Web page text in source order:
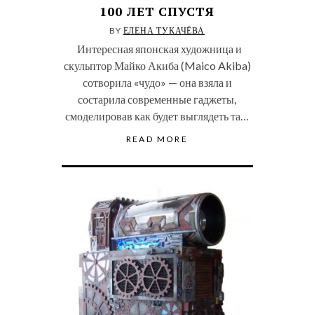
100 ЛЕТ СПУСТЯ
BY ЕЛЕНА ТУКАЧЁВА
Интересная японская художница и
скульптор Майко Акиба (Maico Akiba)
сотворила «чудо» — она взяла и
состарила современные гаджеты,
смоделировав как будет выглядеть та…
READ MORE